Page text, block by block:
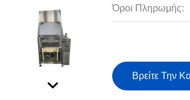
Όροι Πληρωμής:
Βρείτε Την